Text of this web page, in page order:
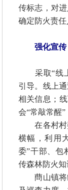
传标志，对
确定防火责任
强化宣传
采取“线上
引导。线上
相关信息；
会“常敲常醒”
在各村村
横幅，利用
委”干部、包
传森林防火知
蔄山镇将